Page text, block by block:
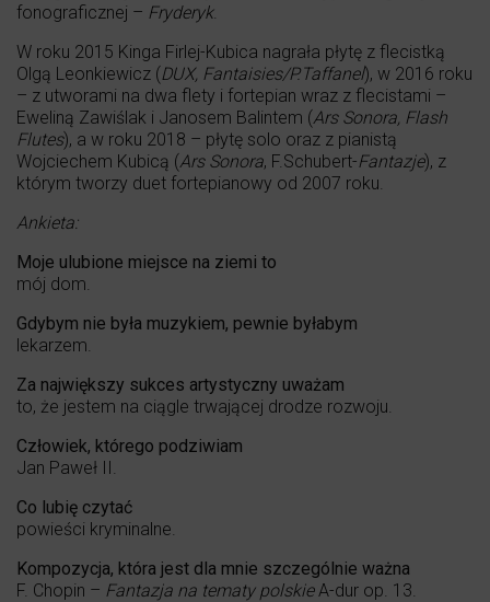
fonograficznej – Fryderyk.
W roku 2015 Kinga Firlej-Kubica nagrała płytę z flecistką
Olgą Leonkiewicz (DUX, Fantaisies/P.Taffanel), w 2016 roku
– z utworami na dwa flety i fortepian wraz z flecistami –
Eweliną Zawiślak i Janosem Balintem (Ars Sonora, Flash
Flutes), a w roku 2018 – płytę solo oraz z pianistą
Wojciechem Kubicą (Ars Sonora, F.Schubert-Fantazje), z
którym tworzy duet fortepianowy od 2007 roku.
Ankieta:
Moje ulubione miejsce na ziemi to
mój dom.
Gdybym nie była muzykiem, pewnie byłabym
lekarzem.
Za największy sukces artystyczny uważam
to, że jestem na ciągle trwającej drodze rozwoju.
Człowiek, którego podziwiam
Jan Paweł II.
Co lubię czytać
powieści kryminalne.
Kompozycja, która jest dla mnie szczególnie ważna
F. Chopin – Fantazja na tematy polskieA-dur op. 13.